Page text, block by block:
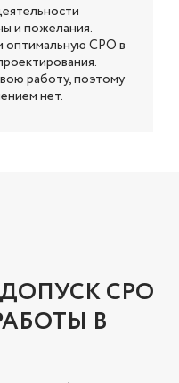
и пожелания.
оптимальную СРО в
работу, поэтому
нет.
СРО
В